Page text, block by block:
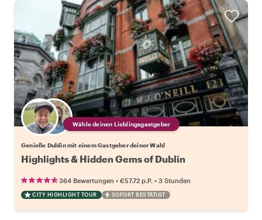
Wähle deinen Lieblingsgastgeber
Genieße Dublin mit einem Gastgeber deiner Wahl
Highlights & Hidden Gems of Dublin
364 Bewertungen • €57.72 p.P. • 3 Stunden
CITY HIGHLIGHT TOUR SOFORT BESTÄTIGT